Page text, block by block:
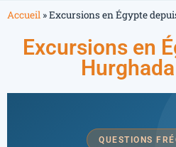
Accueil »Excursions en Égypte
Excursions en
QUESTIONS